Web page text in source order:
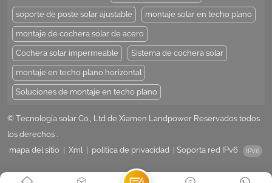
soporte de poste solar ajustable montaje solar en techo plano
montaje de cochera solar de acero
Cochera solar impermeable Sistema de cochera solar
montaje en techo plano horizontal
Soluciones de montaje en techo plano
© Tecnología solar Co., Ltd de Xiamen Landpower Reservados todos
los derechos .
mapa del sitio
Xml política de privacidad Soporta red IPv6